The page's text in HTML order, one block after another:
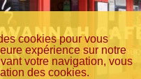
cookies pour vous
expérience sur notre
votre navigation, vous
des cookies.
inventive de la méditerranée